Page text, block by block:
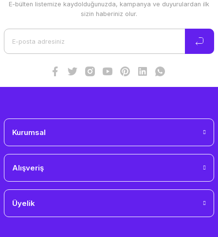
Ürün resmi kalitesiz, bozuk veya görüntülenemiyor.
E-bülten listemize kaydolduğunuzda, kampanya ve duyurulardan ilk
sizin haberiniz olur.
Kurumsal
Alışveriş
Üyelik